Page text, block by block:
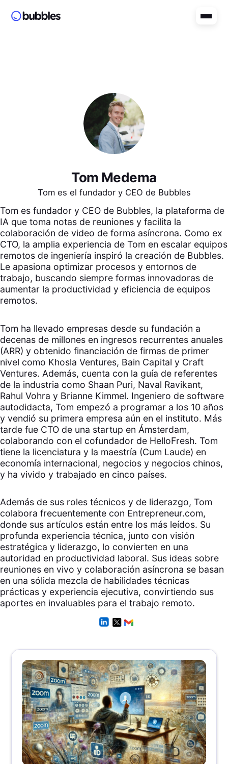
Tom Medema
Tom es el fundador y CEO de Bubbles
Tom es fundador y CEO de Bubbles, la plataforma de
IA que toma notas de reuniones y facilita la
colaboración de video de forma asíncrona. Como ex
CTO, la amplia experiencia de Tom en escalar equipos
remotos de ingeniería inspiró la creación de Bubbles.
Le apasiona optimizar procesos y entornos de
trabajo, buscando siempre formas innovadoras de
aumentar la productividad y eficiencia de equipos
remotos.
Tom ha llevado empresas desde su fundación a
decenas de millones en ingresos recurrentes anuales
(ARR) y obtenido financiación de firmas de primer
nivel como Khosla Ventures, Bain Capital y Craft
Ventures. Además, cuenta con la guía de referentes
de la industria como Shaan Puri, Naval Ravikant,
Rahul Vohra y Brianne Kimmel. Ingeniero de software
autodidacta, Tom empezó a programar a los 10 años
y vendió su primera empresa aún en el instituto. Más
tarde fue CTO de una startup en Ámsterdam,
colaborando con el cofundador de HelloFresh. Tom
tiene la licenciatura y la maestría (Cum Laude) en
economía internacional, negocios y negocios chinos,
y ha vivido y trabajado en cinco países.
Además de sus roles técnicos y de liderazgo, Tom
colabora frecuentemente con Entrepreneur.com,
donde sus artículos están entre los más leídos. Su
profunda experiencia técnica, junto con visión
estratégica y liderazgo, lo convierten en una
autoridad en productividad laboral. Sus ideas sobre
reuniones en vivo y colaboración asíncrona se basan
en una sólida mezcla de habilidades técnicas
prácticas y experiencia ejecutiva, convirtiendo sus
aportes en invaluables para el trabajo remoto.